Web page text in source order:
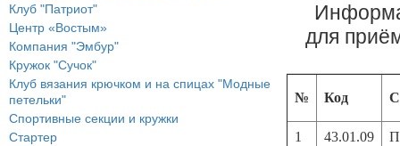
Клуб "Патриот"
Центр «Востым»
Компания "Эмбур"
Кружок "Сучок"
Клуб вязания крючком и на спицах "Модные
петельки"
Спортивные секции и кружки
Стартер
для
№ Код
1 43.01.09